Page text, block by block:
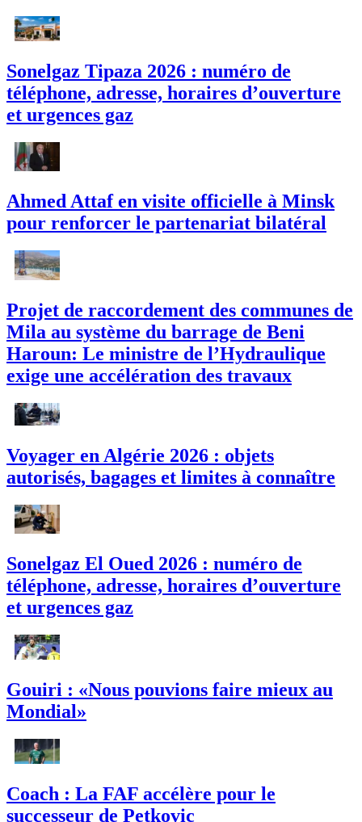
Sonelgaz Tipaza 2026 : numéro de
téléphone, adresse, horaires d’ouverture
et urgences gaz
Ahmed Attaf en visite officielle à Minsk
pour renforcer le partenariat bilatéral
Projet de raccordement des communes de
Mila au système du barrage de Beni
Haroun: Le ministre de l’Hydraulique
exige une accélération des travaux
Voyager en Algérie 2026 : objets
autorisés, bagages et limites à connaître
Sonelgaz El Oued 2026 : numéro de
téléphone, adresse, horaires d’ouverture
et urgences gaz
Gouiri : «Nous pouvions faire mieux au
Mondial»
Coach : La FAF accélère pour le
successeur de Petkovic